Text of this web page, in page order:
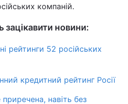
компаній.
новини:
рейтинги 52 російських
кредитний рейтинг Росії
навіть без